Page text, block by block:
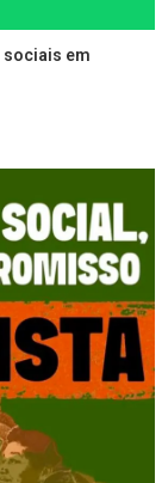
sociais em